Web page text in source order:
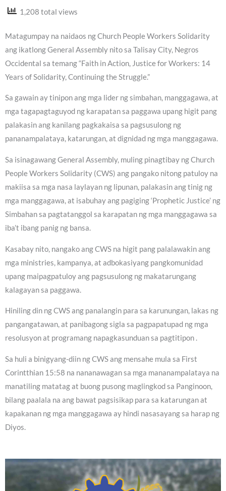
1,208 total views
Matagumpay na naidaos ng Church People Workers Solidarity
ang ikatlong General Assembly nito sa Talisay City, Negros
Occidental sa temang “Faith in Action, Justice for Workers: 14
Years of Solidarity, Continuing the Struggle.”
Sa gawain ay tinipon ang mga lider ng simbahan, manggagawa, at
mga tagapagtaguyod ng karapatan sa paggawa upang higit pang
palakasin ang kanilang pagkakaisa sa pagsusulong ng
pananampalataya, katarungan, at dignidad ng mga manggagawa.
Sa isinagawang General Assembly, muling pinagtibay ng Church
People Workers Solidarity (CWS) ang pangako nitong patuloy na
makiisa sa mga nasa laylayan ng lipunan, palakasin ang tinig ng
mga manggagawa, at isabuhay ang pagiging ‘Prophetic Justice’ ng
Simbahan sa pagtatanggol sa karapatan ng mga manggagawa sa
iba’t ibang panig ng bansa.
Kasabay nito, nangako ang CWS na higit pang palalawakin ang
mga ministries, kampanya, at adbokasiyang pangkomunidad
upang maipagpatuloy ang pagsusulong ng makatarungang
kalagayan sa paggawa.
Hiniling din ng CWS ang panalangin para sa karunungan, lakas ng
pangangatawan, at panibagong sigla sa pagpapatupad ng mga
resolusyon at programang napagkasunduan sa pagtitipon .
Sa huli a binigyang-diin ng CWS ang mensahe mula sa First
Corintthian 15:58 na nananawagan sa mga mananampalataya na
manatiling matatag at buong pusong maglingkod sa Panginoon,
bilang paalala na ang bawat pagsisikap para sa katarungan at
kapakanan ng mga manggagawa ay hindi nasasayang sa harap ng
Diyos.